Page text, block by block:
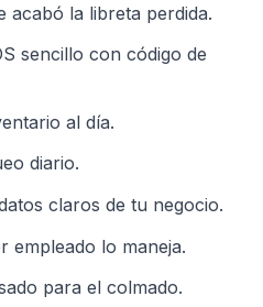
acabó la libreta perdida.
sencillo con código de
al día.
diario.
claros de tu negocio.
empleado lo maneja.
para el colmado.